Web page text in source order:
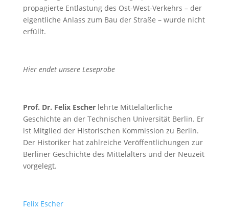
propagierte Entlastung des Ost-West-Verkehrs – der
eigentliche Anlass zum Bau der Straße – wurde nicht
erfüllt.
Hier endet unsere Leseprobe
Prof. Dr. Felix Escherlehrte Mittelalterliche
Geschichte an der Technischen Universität Berlin. Er
ist Mitglied der Historischen Kommission zu Berlin.
Der Historiker hat zahlreiche Veröffentlichungen zur
Berliner Geschichte des Mittelalters und der Neuzeit
vorgelegt.
Felix Escher